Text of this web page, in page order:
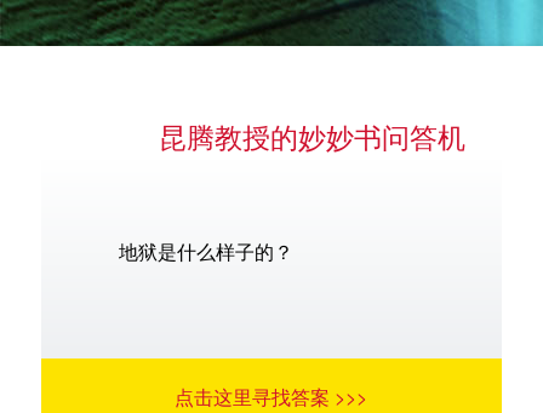
昆腾教授的妙妙书问答机
地狱是什么样子的？
点击这里寻找答案 >>>